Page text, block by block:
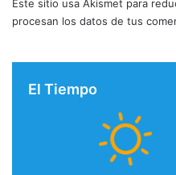
Este sitio usa Akismet para
procesan los datos de tus
El Tiempo